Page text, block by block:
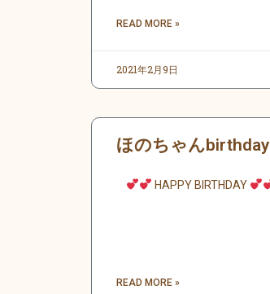
READ MORE »
2021年2月9日
ほのちゃんbirthday
HAPPY BIRTHDAY
READ MORE »